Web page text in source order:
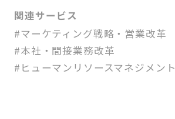
関連サービス
#マーケティング戦略・営業改革
#本社・間接業務改革
#ヒューマンリソースマネジメント